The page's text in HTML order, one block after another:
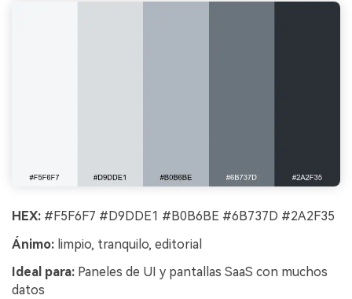
HEX: #F5F6F7 #D9DDE1 #B0B6BE #6B737D #2A2F35
Ánimo: limpio, tranquilo, editorial
Ideal para: Paneles de UI y pantallas SaaS con muchos
datos